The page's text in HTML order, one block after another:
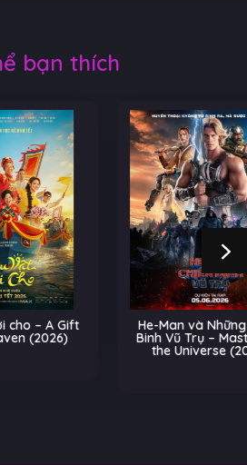
bạn thích
He-Man và Những Chiến
Binh Vũ Trụ – Masters of
the Universe (2026)